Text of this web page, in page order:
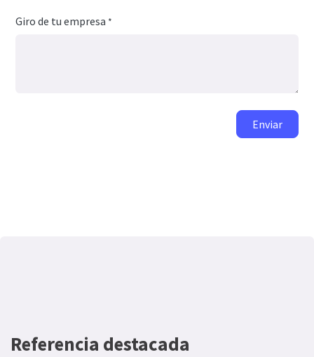
Giro de tu empresa *
Enviar
Referencia destacada